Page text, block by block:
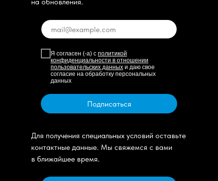
на обновления.
Я согласен (-а) с политикой
конфиденциальности в отношении
пользовательских данных и даю свое
согласие на обработку персональных
данных
Подписаться
Для получения специальных условий оставьте
контактные данные. Мы свяжемся с вами
в ближайшее время.